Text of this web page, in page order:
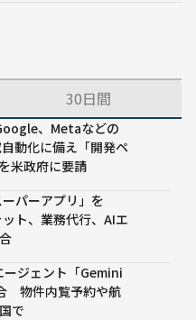
「Stockmark-
LLM-100b」
30日間
、Metaなどの
動化に備え「開発ペ
米政府に要請
パーアプリ」を
ト、業務代行、AIエ
ジェント「Gemini
物件内覧予約や航
で